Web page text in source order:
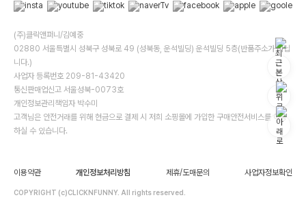
(주)클릭앤퍼니/김예중
02880 서울특별시 성북구 성북로 49 (성북동, 운석빌딩) 운석빌딩 5층(반품주소가 아닙
니다.)
사업자 등록번호 209-81-43420
통신판매업신고 서울성북-0073호
개인정보관리책임자 박수미
고객님은 안전거래를 위해 현금으로 결제 시 저희 소핑몰에 가입한 구매안전서비스를 이용
하실 수 있습니다.
이용약관 개인정보처리방침 제휴/도매문의 사업자정보확인
COPYRIGHT (c)CLICKNFUNNY. All rights reserved.